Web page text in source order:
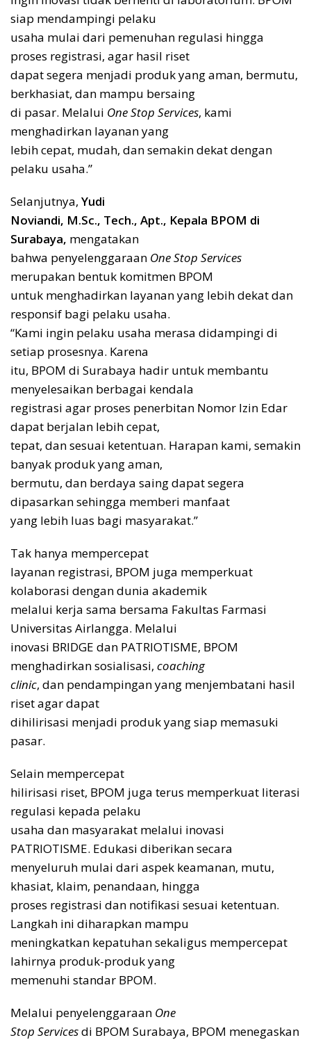
siap mendampingi pelaku
usaha mulai dari pemenuhan regulasi hingga
proses registrasi, agar hasil riset
dapat segera menjadi produk yang aman, bermutu,
berkhasiat, dan mampu bersaing
di pasar. Melalui One Stop Services, kami
menghadirkan layanan yang
lebih cepat, mudah, dan semakin dekat dengan
pelaku usaha.”
Selanjutnya, Yudi
Noviandi, M.Sc., Tech., Apt., Kepala BPOM di
Surabaya, mengatakan
bahwa penyelenggaraan One Stop Services
merupakan bentuk komitmen BPOM
untuk menghadirkan layanan yang lebih dekat dan
responsif bagi pelaku usaha.
“Kami ingin pelaku usaha merasa didampingi di
setiap prosesnya. Karena
itu, BPOM di Surabaya hadir untuk membantu
menyelesaikan berbagai kendala
registrasi agar proses penerbitan Nomor Izin Edar
dapat berjalan lebih cepat,
tepat, dan sesuai ketentuan. Harapan kami, semakin
banyak produk yang aman,
bermutu, dan berdaya saing dapat segera
dipasarkan sehingga memberi manfaat
yang lebih luas bagi masyarakat.”
Tak hanya mempercepat
layanan registrasi, BPOM juga memperkuat
kolaborasi dengan dunia akademik
melalui kerja sama bersama Fakultas Farmasi
Universitas Airlangga. Melalui
inovasi BRIDGE dan PATRIOTISME, BPOM
menghadirkan sosialisasi, coaching
clinic, dan pendampingan yang menjembatani hasil
riset agar dapat
dihilirisasi menjadi produk yang siap memasuki
pasar.
Selain mempercepat
hilirisasi riset, BPOM juga terus memperkuat literasi
regulasi kepada pelaku
usaha dan masyarakat melalui inovasi
PATRIOTISME. Edukasi diberikan secara
menyeluruh mulai dari aspek keamanan, mutu,
khasiat, klaim, penandaan, hingga
proses registrasi dan notifikasi sesuai ketentuan.
Langkah ini diharapkan mampu
meningkatkan kepatuhan sekaligus mempercepat
lahirnya produk-produk yang
memenuhi standar BPOM.
Melalui penyelenggaraan One
Stop Servicesdi BPOM Surabaya, BPOM menegaskan